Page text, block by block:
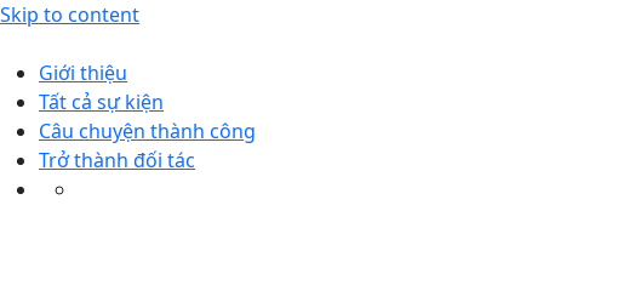
Skip to content
Giới thiệu
Tất cả sự kiện
Câu chuyện thành công
Trở thành đối tác